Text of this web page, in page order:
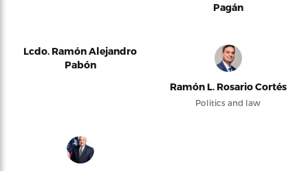
Pagán
Lcdo. Ramón Alejandro
Pabón
Ramón L. Rosario Cortés
Politics and law